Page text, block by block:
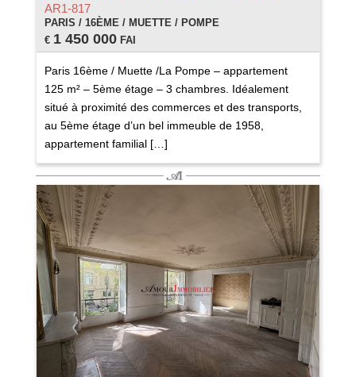
AR1-817
PARIS / 16ÈME / MUETTE / POMPE
€ 1 450 000FAI
Paris 16ème / Muette /La Pompe – appartement
125 m² – 5ème étage – 3 chambres. Idéalement
situé à proximité des commerces et des transports,
au 5ème étage d’un bel immeuble de 1958,
appartement familial […]